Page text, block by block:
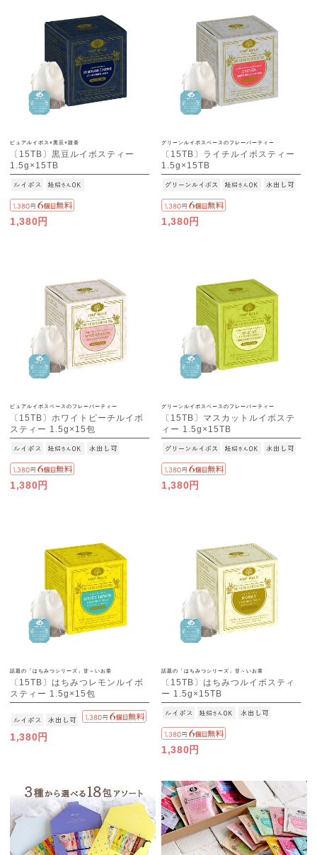
ピュアルイボス×黒豆×甜茶
〔15TB〕黒豆ルイボスティー
1.5g×15TB
1,380円
グリーンルイボスベースのフレーバーティー
〔15TB〕ライチルイボスティー
1.5g×15TB
1,380円
ピュアルイボスベースのフレーバーティー
〔15TB〕ホワイトピーチルイボ
スティー 1.5g×15包
1,380円
グリーンルイボスベースのフレーバーティー
〔15TB〕マスカットルイボステ
ィー 1.5g×15TB
1,380円
話題の「はちみつシリーズ」甘～いお茶
〔15TB〕はちみつレモンルイボ
スティー 1.5g×15包
1,380円
話題の「はちみつシリーズ」甘～いお茶
〔15TB〕はちみつルイボスティ
ー 1.5g×15TB
1,380円